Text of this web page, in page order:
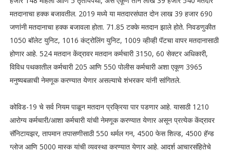
मतदानाचा हक्क बजावतील. 2019 मध्ये या मतदारसंघात दोन लाख 39 हजार 690
जणांनी मतदानाचा हक्क बजावला होता. 71.85 टक्के मतदान झाले होते. निवडणुकीत
1050 बॉलेट युनिट, 1016 कंट्रोलिंग युनिट, 1009 व्हीव्ही पॅटचा वापर मतदानासाठी
होणार आहे. 524 मतदान केंद्रावर मतदान कर्मचारी 3150, 60 सेक्टर अधिकारी,
विविध पथकातील कर्मचारी 205 आणि 550 पोलीस कर्मचारी अशा एकूण 3965
मनुष्यबळाची नेमणूक करण्यात येणार असल्याचे शंभरकर यांनी सांगितले.
कोविड-19 चे सर्व नियम पाळून मतदान प्रक्रिया पार पडणार आहे. यासाठी 1210
आरोग्य कर्मचारी/आशा कर्मचारी यांची नेमणूक करण्यात येणार असून प्रत्येक केंद्रावर
सॅनिटायझर, तापमान तपासणीसाठी 550 थर्मल गन, 4500 फेस शिल्ड, 4500 हॅन्ड
ग्लोज आणि 5000 मास्क यांची व्यवस्था करण्यात येणार आहे. आदर्श आचारसंहितेचे